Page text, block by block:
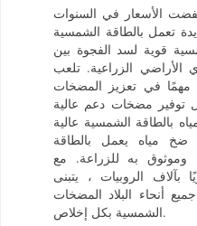
الأسعار في السنوات
تعمل بالطاقة الشمسية
قوية لسد الفجوة بين
الأراضي الزراعية. تلعب
مهمًا في تعزيز المضخات
توفير مضخات دعم عالية
بالطاقة الشمسية عالية
ضخ مياه يعمل بالطاقة
وموثوق به للزراعة. مع
بآلاف الروبيات ، يتبنى
أنحاء البلاد المضخات
الشمسية بكل إخلاص.